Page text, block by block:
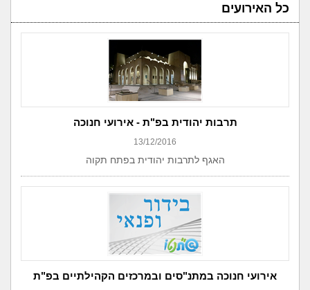
כל האירועים
תרבות יהודית בפ"ת - אירועי חנוכה
13/12/2016
האגף לתרבות יהודית בפתח תקוה
אירועי חנוכה במתנ"סים ובמרכזים הקהילתיים בפ"ת